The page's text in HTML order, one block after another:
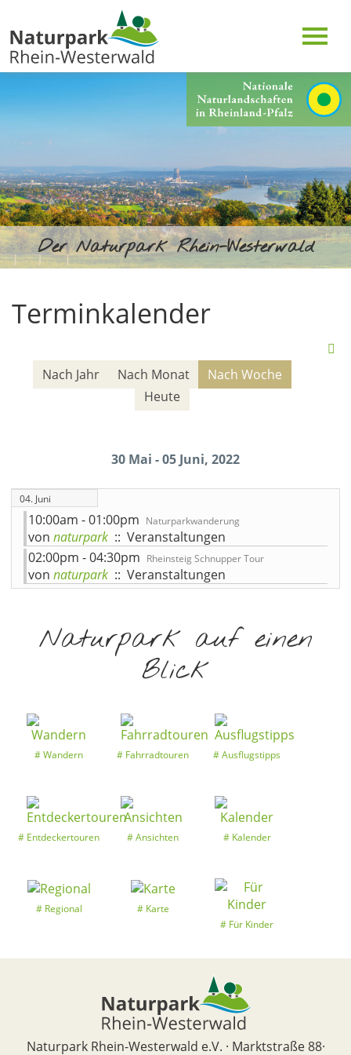
Der Naturpark Rhein-Westerwald
Terminkalender
Nach Jahr Nach Monat
Nach Woche
Heute
30 Mai - 05 Juni, 2022
04. Juni
10:00am - 01:00pm Naturparkwanderung
von naturpark :: Veranstaltungen
02:00pm - 04:30pm Rheinsteig Schnupper Tour
von naturpark :: Veranstaltungen
Naturpark auf einen
Blick
Wandern Fahrradtouren Ausflugstipps
Entdeckertouren Ansichten Kalender
Regional
Karte
Für Kinder
Naturpark Rhein-Westerwald e.V. · Marktstraße 88·